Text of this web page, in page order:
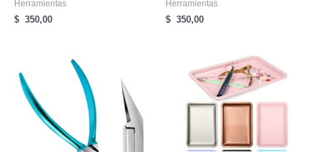
Herramientas
$ 350,00
Herramientas
$ 350,00